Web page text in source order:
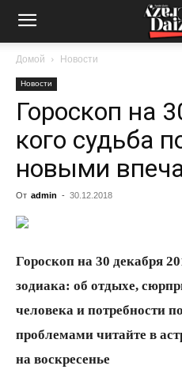
Crazy-
Daizy
сумашедшие
новости
Домой Новости
Новости
Гороскоп на
кого судьба
новыми
От admin - 30.12.2018
Гороскоп на 30 декабря
зодиака: об отдыхе,
человека и потребности
проблемами читайте в
на воскресенье